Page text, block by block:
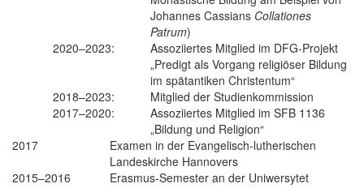
Johannes Cassians Collationes
Patrum)
2020–2023:
Assoziiertes Mitglied im DFG-Projekt
„Predigt als Vorgang religiöser Bildung
im spätantiken Christentum“
2018–2023:
Mitglied der Studienkommission
2017–2020:
Assoziiertes Mitglied im SFB 1136
„Bildung und Religion“
2017
Examen in der Evangelisch-lutherischen
Landeskirche Hannovers
2015–2016
Erasmus-Semester an der Uniwersytet